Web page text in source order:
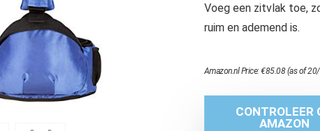
Voeg een zitvlak toe,
ruim en ademend is.
Amazon.nl Price:€85.08(as of
CONTROLEER
AMAZON